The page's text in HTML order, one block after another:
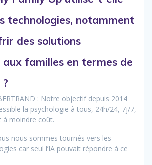
technologies, notamment
des solutions
aux familles en termes de
: Notre objectif depuis 2014
la psychologie à tous, 24h/24, 7j/7,
à moindre coût.
nous sommes tournés vers les
car seul l’IA pouvait répondre à ce